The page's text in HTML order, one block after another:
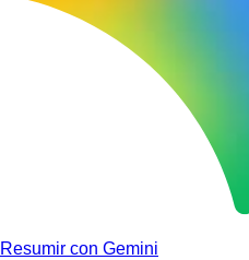
Resumir con Gemini